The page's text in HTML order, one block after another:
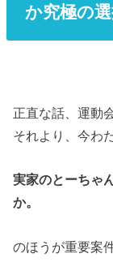
か究極の
正直な話、運動
それより、今わ
実家のとーちゃ
か。
のほうが重要案